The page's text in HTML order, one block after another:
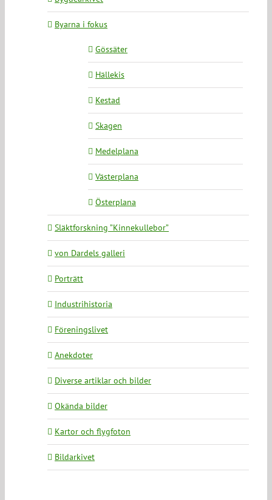
Byarna i fokus
Gössäter
Hällekis
Kestad
Skagen
Medelplana
Västerplana
Österplana
Släktforskning ”Kinnekullebor”
von Dardels galleri
Porträtt
Industrihistoria
Föreningslivet
Anekdoter
Diverse artiklar och bilder
Okända bilder
Kartor och flygfoton
Bildarkivet